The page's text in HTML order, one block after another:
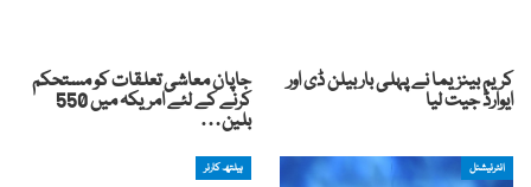
کریم بینزیما نے پہلی بار بیلن ڈی اور
ایوارڈ جیت لیا
جاپان معاشی تعلقات کو مستحکم
کرنے کے لئے امریکہ میں 550
بلین…
انٹرنیشنل ہیلتھ کارنر